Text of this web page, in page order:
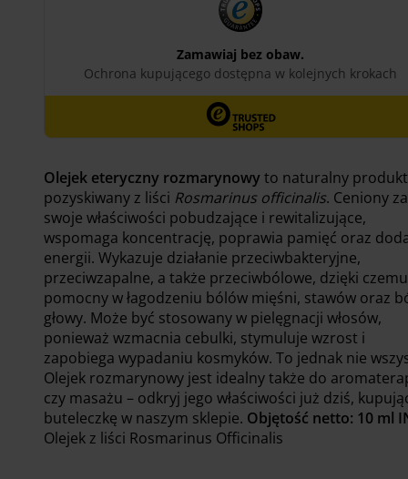
Olejek eteryczny rozmarynowyto naturalny produkt
pozyskiwany z liści Rosmarinus officinalis. Ceniony za
swoje właściwości pobudzające i rewitalizujące,
wspomaga koncentrację, poprawia pamięć oraz
energii. Wykazuje działanie przeciwbakteryjne,
przeciwzapalne, a także przeciwbólowe, dzięki
pomocny w łagodzeniu bólów mięśni, stawów oraz
głowy. Może być stosowany w pielęgnacji włosów,
ponieważ wzmacnia cebulki, stymuluje wzrost i
zapobiega wypadaniu kosmyków. To jednak nie
Olejek rozmarynowy jest idealny także do
czy masażu – odkryj jego właściwości już dziś,
buteleczkę w naszym sklepie. Objętość netto: 10 ml
Olejek z liści Rosmarinus Officinalis